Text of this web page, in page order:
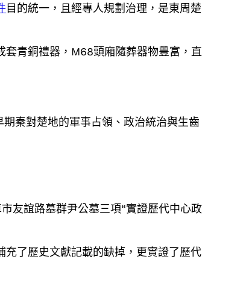
目的統一，且經專人規劃治理，是東周楚
青銅禮器，M68頭廂隨葬器物豐富，直
秦對楚地的軍事占領、政治統治與生齒
友誼路墓群尹公墓三項“實證歷代中心政
了歷史文獻記載的缺掉，更實證了歷代